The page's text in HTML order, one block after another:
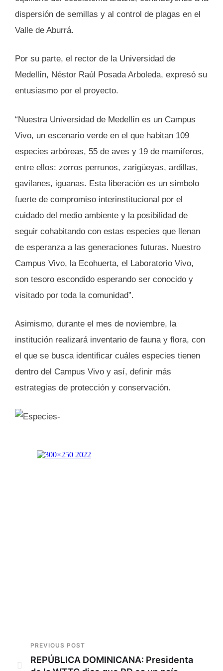
dispersión de semillas y al control de plagas en el
Valle de Aburrá.
Por su parte, el rector de la Universidad de
Medellín, Néstor Raúl Posada Arboleda, expresó su
entusiasmo por el proyecto.
“Nuestra Universidad de Medellín es un Campus
Vivo, un escenario verde en el que habitan 109
especies arbóreas, 55 de aves y 19 de mamíferos,
entre ellos: zorros perrunos, zarigüeyas, ardillas,
gavilanes, iguanas. Esta liberación es un símbolo
fuerte de compromiso interinstitucional por el
cuidado del medio ambiente y la posibilidad de
seguir cohabitando con estas especies que llenan
de esperanza a las generaciones futuras. Nuestro
Campus Vivo, la Ecohuerta, el Laboratorio Vivo,
son tesoro escondido esperando ser conocido y
visitado por toda la comunidad”.
Asimismo, durante el mes de noviembre, la
institución realizará inventario de fauna y flora, con
el que se busca identificar cuáles especies tienen
dentro del Campus Vivo y así, definir más
estrategias de protección y conservación.
PREVIOUS POST
REPÚBLICA DOMINICANA: Presidenta